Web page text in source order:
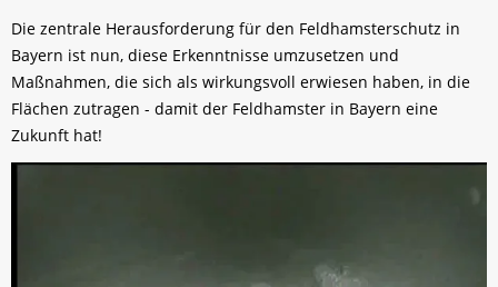
Die zentrale Herausforderung für den Feldhamsterschutz in
Bayern ist nun, diese Erkenntnisse umzusetzen und
Maßnahmen, die sich als wirkungsvoll erwiesen haben, in die
Flächen zutragen - damit der Feldhamster in Bayern eine
Zukunft hat!